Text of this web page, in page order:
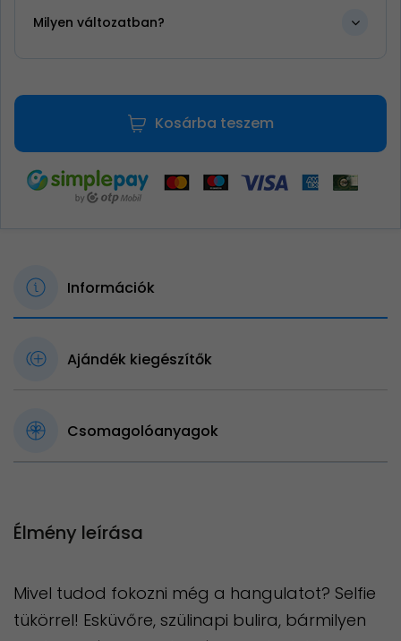
Milyen változatban?
Kosárba teszem
Információk
Ajándék kiegészítők
Csomagolóanyagok
Élmény leírása
Mivel tudod fokozni még a hangulatot? Selfie
tükörrel! Esküvőre, szülinapi bulira, bármilyen